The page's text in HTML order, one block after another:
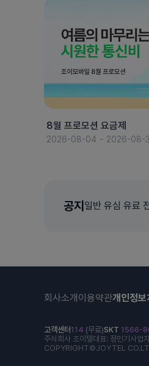
8월 프로모션 요금제
2026-08-04 ~ 2026-08-
공지 일반 유심 유료
회사소개 이용약관개인정보
고객센터 114 (무료)SKT 1566-
주식회사 조이텔대표: 정민기 사업
COPYRIGHT©JOYTEL